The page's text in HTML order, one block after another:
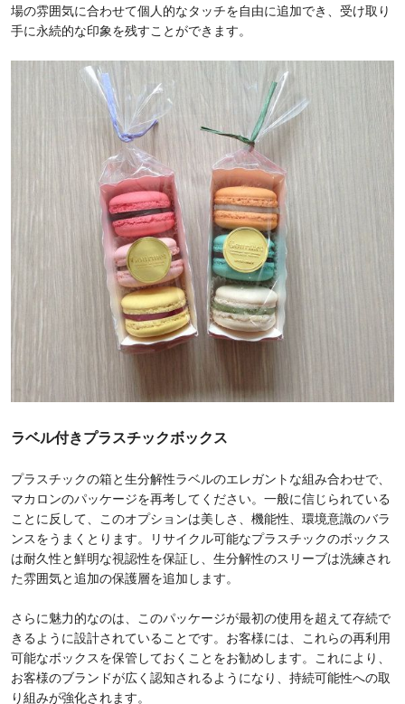
場の雰囲気に合わせて個人的なタッチを自由に追加でき、受け取り
手に永続的な印象を残すことができます。
ラベル付きプラスチックボックス
プラスチックの箱と生分解性ラベルのエレガントな組み合わせで、
マカロンのパッケージを再考してください。一般に信じられている
ことに反して、このオプションは美しさ、機能性、環境意識のバラ
ンスをうまくとります。リサイクル可能なプラスチックのボックス
は耐久性と鮮明な視認性を保証し、生分解性のスリーブは洗練され
た雰囲気と追加の保護層を追加します。
さらに魅力的なのは、このパッケージが最初の使用を超えて存続で
きるように設計されていることです。お客様には、これらの再利用
可能なボックスを保管しておくことをお勧めします。これにより、
お客様のブランドが広く認知されるようになり、持続可能性への取
り組みが強化されます。